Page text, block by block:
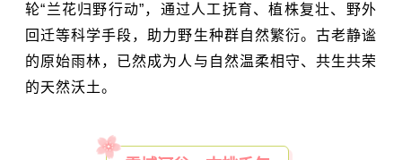
轮“兰花归野行动”，通过人工抚育、植株复壮、野外
回迁等科学手段，助力野生种群自然繁衍。古老静谧
的原始雨林，已然成为人与自然温柔相守、共生共荣
的天然沃土。